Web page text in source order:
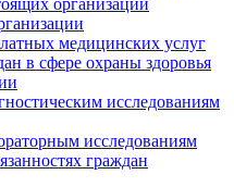
организаций
медицинских услуг
в сфере охраны здоровья
исследованиям
исследованиям
граждан